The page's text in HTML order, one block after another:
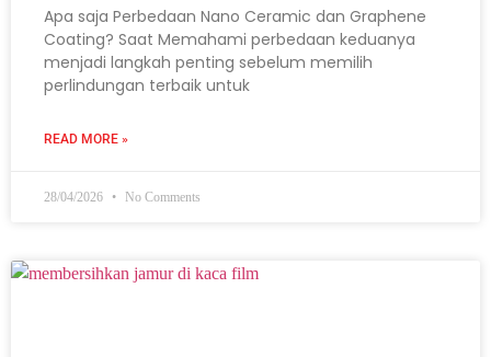
Apa saja Perbedaan Nano Ceramic dan Graphene
Coating? Saat Memahami perbedaan keduanya
menjadi langkah penting sebelum memilih
perlindungan terbaik untuk
READ MORE »
28/04/2026 No Comments